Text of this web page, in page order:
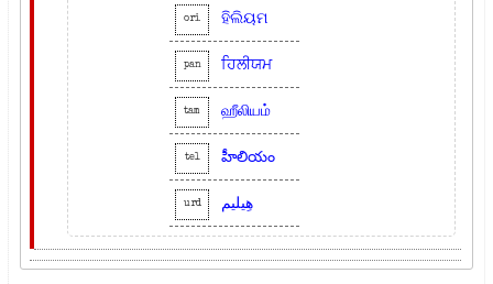
ori ହିଲିୟମ
pan ਹਿਲੀਯਮ
tam ஹீலியம்
tel హీలియం
urd ھِیلیم